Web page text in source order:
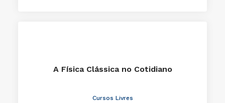
A Física Clássica no Cotidiano
Cursos Livres